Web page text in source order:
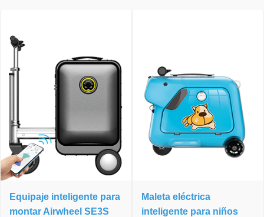
Equipaje inteligente para
montar Airwheel SE3S
Maleta eléctrica
inteligente para niños